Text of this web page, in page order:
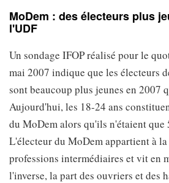
MoDem : des électeurs plus
l'UDF
Un sondage IFOP réalisé pour le
mai 2007 indique que les électeurs
sont beaucoup plus jeunes en 2007
Aujourd'hui, les 18-24 ans
du MoDem alors qu'ils n'étaient que
L'électeur du MoDem appartient à
professions intermédiaires et vit en
l'inverse, la part des ouvriers et des